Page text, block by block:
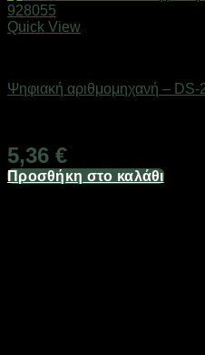
Quick View
Ψηφιακή αριθμομηχανή –
5,36 €
Προσθήκη στο καλάθι